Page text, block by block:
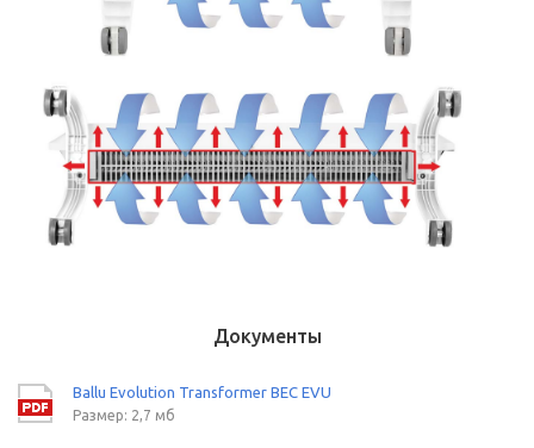
Документы
Ballu Evolution Transformer BEC EVU
Размер: 2,7 мб